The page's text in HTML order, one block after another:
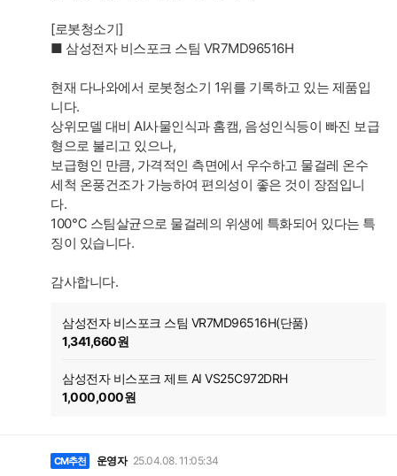
[로봇청소기]
■ 삼성전자 비스포크 스팀 VR7MD96516H
현재 다나와에서 로봇청소기 1위를 기록하고 있는 제품입
니다.
상위모델 대비 AI사물인식과 홈캠, 음성인식등이 빠진 보급
형으로 불리고 있으나,
보급형인 만큼, 가격적인 측면에서 우수하고 물걸레 온수
세척 온풍건조가 가능하여 편의성이 좋은 것이 장점입니
다.
100℃ 스팀살균으로 물걸레의 위생에 특화되어 있다는 특
징이 있습니다.
감사합니다.
삼성전자 비스포크 스팀 VR7MD96516H(단품)
1,341,660원
삼성전자 비스포크 제트 AI VS25C972DRH
1,000,000원
CM추천 운영자 25.04.08. 11:05:34